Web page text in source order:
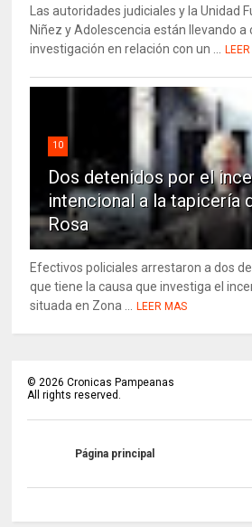
Las autoridades judiciales y la Unidad
Niñez y Adolescencia están llevando a
investigación en relación con un ...
10
Dos detenidos por el
intencional a la tapicería
Rosa
Efectivos policiales arrestaron a dos
que tiene la causa que investiga el
situada en Zona ...
LEER MAS
©2026 Cronicas Pampeanas
All rights reserved.
Página principal